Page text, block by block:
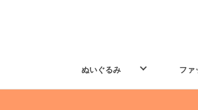
ぬいぐるみ ファ